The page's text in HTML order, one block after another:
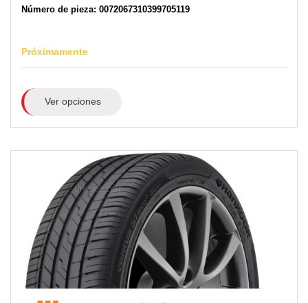
Número de pieza: 0072067310399705119
Próximamente
Ver opciones